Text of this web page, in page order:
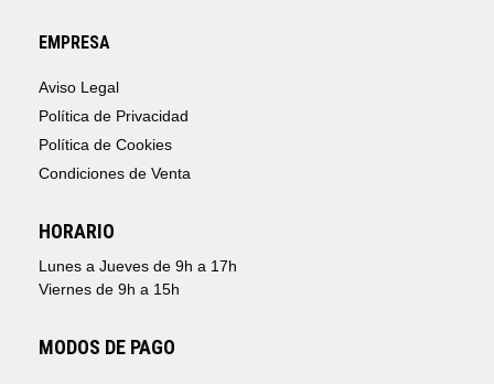
EMPRESA
Aviso Legal
Política de Privacidad
Política de Cookies
Condiciones de Venta
HORARIO
Lunes a Jueves de 9h a 17h
Viernes de 9h a 15h
MODOS DE PAGO